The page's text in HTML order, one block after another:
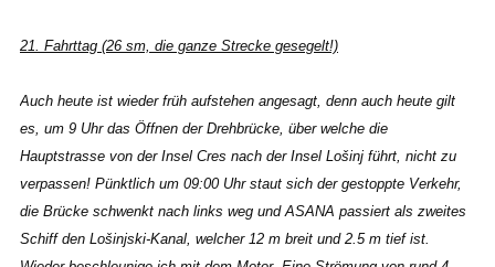
21. Fahrttag (26 sm, die ganze Strecke gesegelt!)
Auch heute ist wieder früh aufstehen angesagt, denn auch heute gilt
es, um 9 Uhr das Öffnen der Drehbrücke, über welche die
Hauptstrasse von der Insel Cres nach der Insel Lošinj führt, nicht zu
verpassen! Pünktlich um 09:00 Uhr staut sich der gestoppte Verkehr,
die Brücke schwenkt nach links weg und ASANA passiert als zweites
Schiff den Lošinjski-Kanal, welcher 12 m breit und 2.5 m tief ist.